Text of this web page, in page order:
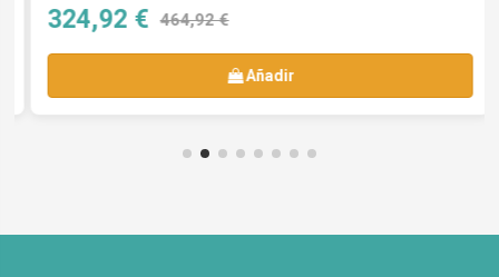
324,92 € 464,92 €
Añadir